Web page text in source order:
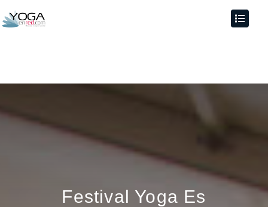
Festival Yoga Es